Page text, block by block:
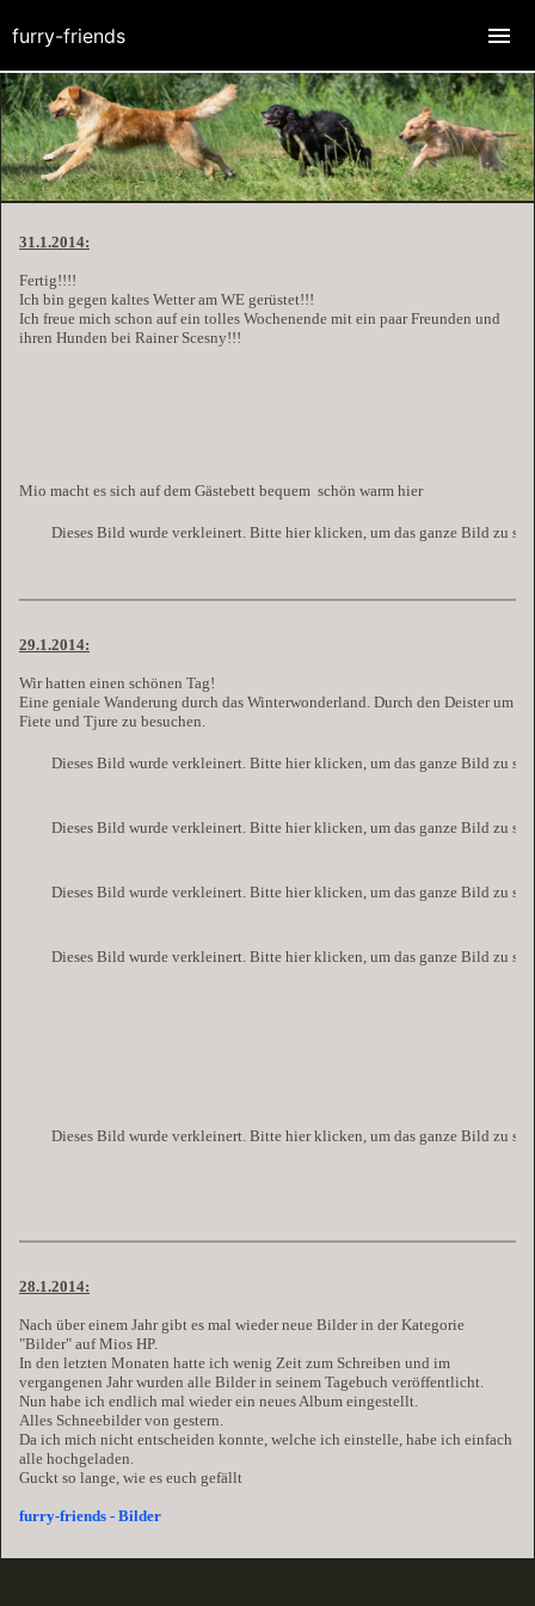
31.1.2014:
Fertig!!!!
Ich bin gegen kaltes Wetter am WE gerüstet!!!
Ich freue mich schon auf ein tolles Wochenende mit ein paar Freunden und
ihren Hunden bei Rainer Scesny!!!
Mio macht es sich auf dem Gästebett bequem schön warm hier
Dieses Bild wurde verkleinert. Bitte hier klicken, um das ganze Bild zu
29.1.2014:
Wir hatten einen schönen Tag!
Eine geniale Wanderung durch das Winterwonderland. Durch den Deister um
Fiete und Tjure zu besuchen.
Dieses Bild wurde verkleinert. Bitte hier klicken, um das ganze Bild zu
Dieses Bild wurde verkleinert. Bitte hier klicken, um das ganze Bild zu
Dieses Bild wurde verkleinert. Bitte hier klicken, um das ganze Bild zu
Dieses Bild wurde verkleinert. Bitte hier klicken, um das ganze Bild zu
Dieses Bild wurde verkleinert. Bitte hier klicken, um das ganze Bild zu
28.1.2014:
Nach über einem Jahr gibt es mal wieder neue Bilder in der Kategorie
"Bilder" auf Mios HP.
In den letzten Monaten hatte ich wenig Zeit zum Schreiben und im
vergangenen Jahr wurden alle Bilder in seinem Tagebuch veröffentlicht.
Nun habe ich endlich mal wieder ein neues Album eingestellt.
Alles Schneebilder von gestern.
Da ich mich nicht entscheiden konnte, welche ich einstelle, habe ich einfach
alle hochgeladen.
Guckt so lange, wie es euch gefällt
furry-friends - Bilder
furry-friends